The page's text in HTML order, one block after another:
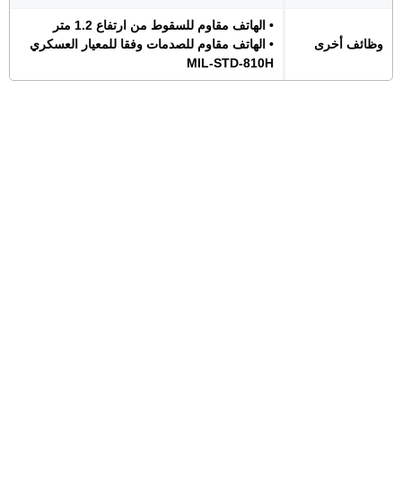
وظائف أخرى
• الهاتف مقاوم للسقوط من ارتفاع 1.2 متر
• الهاتف مقاوم للصدمات وفقا للمعيار العسكري
MIL-STD-810H